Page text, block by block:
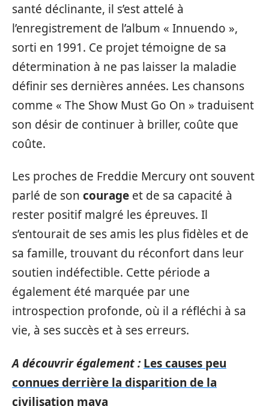
santé déclinante, il s’est attelé à
l’enregistrement de l’album « Innuendo »,
sorti en 1991. Ce projet témoigne de sa
détermination à ne pas laisser la maladie
définir ses dernières années. Les chansons
comme « The Show Must Go On » traduisent
son désir de continuer à briller, coûte que
coûte.
Les proches de Freddie Mercury ont souvent
parlé de son courage et de sa capacité à
rester positif malgré les épreuves. Il
s’entourait de ses amis les plus fidèles et de
sa famille, trouvant du réconfort dans leur
soutien indéfectible. Cette période a
également été marquée par une
introspection profonde, où il a réfléchi à sa
vie, à ses succès et à ses erreurs.
A découvrir également : Les causes peu
connues derrière la disparition de la
civilisation maya